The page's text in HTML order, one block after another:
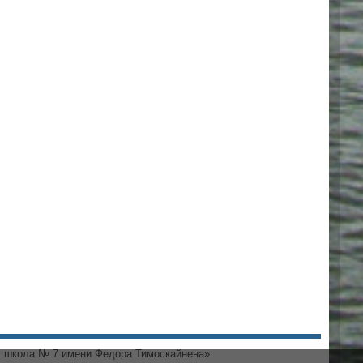
школа № 7 имени Федора Тимоскайнена»